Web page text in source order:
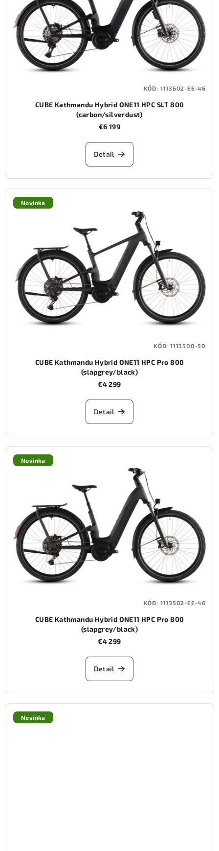
CUBE Kathmandu Hybrid ONE11 HPC SLT 800
(carbon/silverdust)
€6 199
Detail
KÓD: 1113602-EE-46
Novinka
CUBE Kathmandu Hybrid ONE11 HPC Pro 800
(slapgrey/black)
€4 299
Detail
KÓD: 1113500-50
Novinka
CUBE Kathmandu Hybrid ONE11 HPC Pro 800
(slapgrey/black)
€4 299
Detail
KÓD: 1113502-EE-46
Novinka